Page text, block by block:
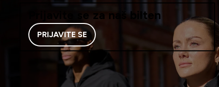
Prijavite se za naš bilten
PRIJAVITE SE